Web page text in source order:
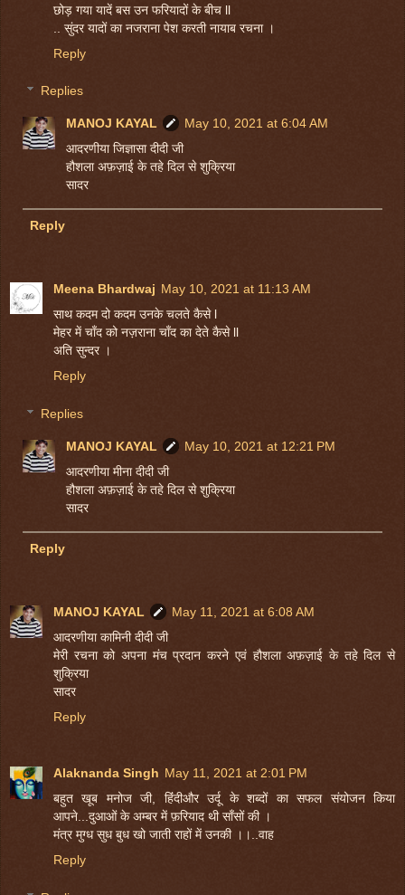
छोड़ गया यादें बस उन फरियादों के बीच ll
.. सुंदर यादों का नजराना पेश करती नायाब रचना ।
Reply
Replies
MANOJ KAYAL
May 10, 2021 at 6:04 AM
आदरणीया जिज्ञासा दीदी जी
हौशला अफ़ज़ाई के तहे दिल से शुक्रिया
सादर
Reply
Meena Bhardwaj May 10, 2021 at 11:13 AM
साथ कदम दो कदम उनके चलते कैसे l
मेहर में चाँद को नज़राना चाँद का देते कैसे ll
अति सुन्दर ।
Reply
Replies
MANOJ KAYAL
May 10, 2021 at 12:21 PM
आदरणीया मीना दीदी जी
हौशला अफ़ज़ाई के तहे दिल से शुक्रिया
सादर
Reply
MANOJ KAYAL
May 11, 2021 at 6:08 AM
आदरणीया कामिनी दीदी जी
मेरी रचना को अपना मंच प्रदान करने एवं हौशला अफ़ज़ाई के तहे दिल से
शुक्रिया
सादर
Reply
Alaknanda Singh May 11, 2021 at 2:01 PM
बहुत खूब मनोज जी, ह‍िंंदीऔर उर्दू के शब्दों का सफल संयोजन क‍िया
आपने...दुआओं के अम्बर में फ़रियाद थी साँसों की ।
मंत्र मुग्ध सुध बुध खो जाती राहों में उनकी ।।..वाह
Reply